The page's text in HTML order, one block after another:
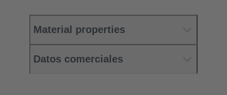
Material properties
Datos comerciales